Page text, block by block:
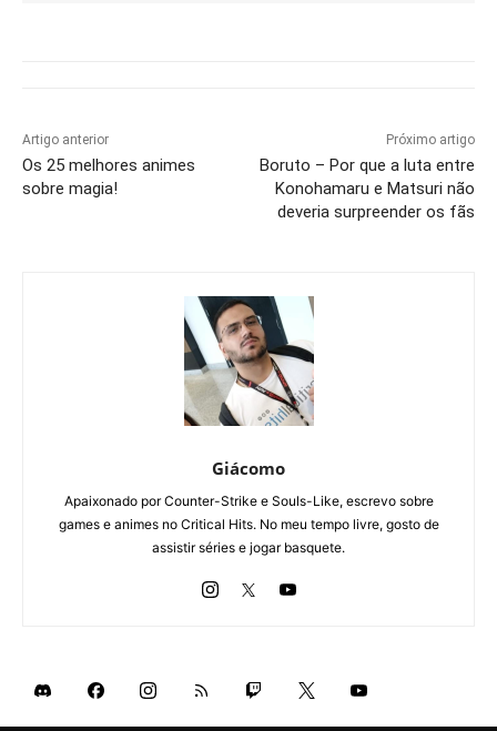
Artigo anterior
Os 25 melhores animes
sobre magia!
Próximo artigo
Boruto – Por que a luta entre
Konohamaru e Matsuri não
deveria surpreender os fãs
Giácomo
Apaixonado por Counter-Strike e Souls-Like, escrevo sobre
games e animes no Critical Hits. No meu tempo livre, gosto de
assistir séries e jogar basquete.